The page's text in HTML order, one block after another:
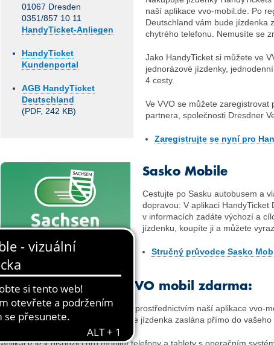
01067 Dresden
0351/857 10 11
HandyTicket-Anliegen
HandyTicket
Kundenportal
AGB HandyTicket
Deutschland
(PDF, 242 KB)
naší aplikace vvo-mobil.de. Po
Deutschland vám bude jízdenka
chytrého telefonu. Nemusíte se
Jako HandyTicket si můžete ve
jednorázové jízdenky,
4 cesty.
Ve VVO se můžete zaregistrovat
partnera, společnosti Dresdner
Zaregistrujte se nyní pro
Sasko Mobile
Cestujte po Sasku autobusem a
dopravou: V aplikaci HandyTicket
v informacích zadáte výchozí a
jízdenku, koupíte ji a můžete
Stručný průvodce Sasko
Nainstalujte si nyní VVO mobil zdarma:
Koupit HandyTickets můžete ihned prostřednictvím naší aplikace vvo-
HandyTicket Deutschland vám bude jízdenka zaslána přímo do vašeho